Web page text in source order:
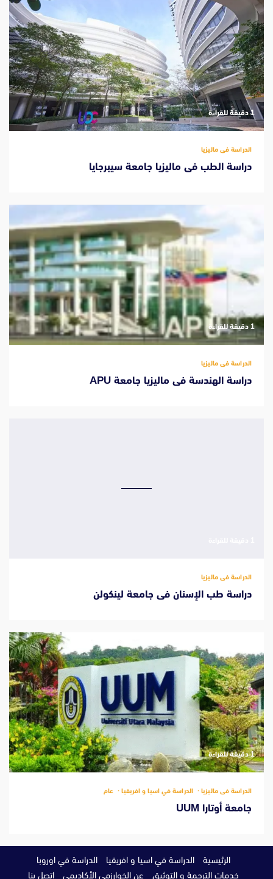
‫1 دقيقة للقراءة
الدراسة فى ماليزيا
دراسة الطب فى ماليزيا جامعة سيبرجايا
‫1 دقيقة للقراءة
الدراسة فى ماليزيا
دراسة الهندسة فى ماليزيا جامعة APU
الدراسة فى ماليزيا
دراسة طب الإسنان فى جامعة لينكولن
‫1 دقيقة للقراءة
الدراسة فى ماليزيا الدراسة في اسيا و افريقيا عام
جامعة أوتارا UUM
الرئيسية الدراسة في اسيا و افريقيا
الدراسة في اوروبا
خدمات الترجمة و التوثيق
عن الخوارزمى الأكاديمي اتصل بنا